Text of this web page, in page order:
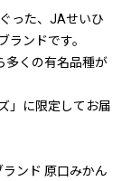
った、JAせいひ
ンドです。
多くの有名品種が
」に限定してお届
ンド 原口みかん